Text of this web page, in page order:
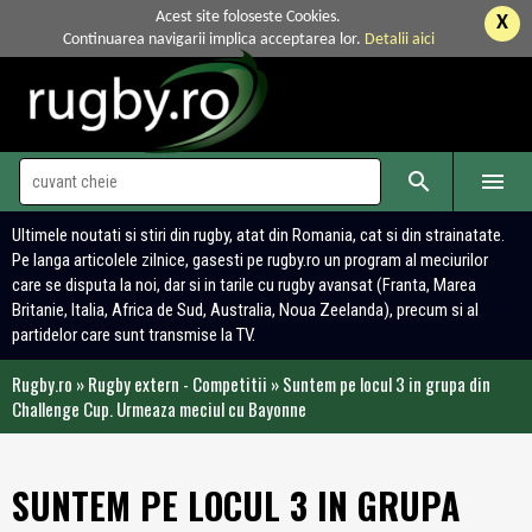
X
Acest site foloseste Cookies.
Continuarea navigarii implica acceptarea lor. Detalii aici
 
Ultimele noutati si stiri din rugby, atat din Romania, cat si din strainatate.
Pe langa articolele zilnice, gasesti pe rugby.ro un program al meciurilor
care se disputa la noi, dar si in tarile cu rugby avansat (Franta, Marea
Britanie, Italia, Africa de Sud, Australia, Noua Zeelanda), precum si al
partidelor care sunt transmise la TV.
Rugby.ro »Rugby extern - Competitii »Suntem pe locul 3 in grupa din
Challenge Cup. Urmeaza meciul cu Bayonne
SUNTEM PE LOCUL 3 IN GRUPA